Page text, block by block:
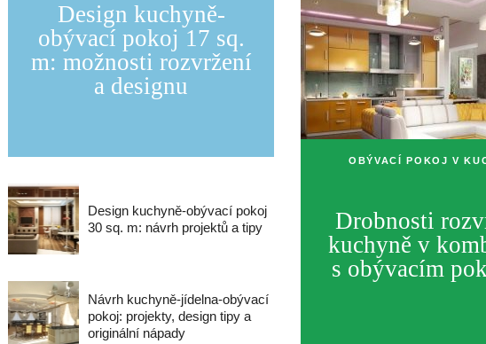
Design kuchyně-
obývací pokoj 17 sq.
m: možnosti rozvržení
a designu
Design kuchyně-obývací pokoj
30 sq. m: návrh projektů a tipy
Návrh kuchyně-jídelna-obývací
pokoj: projekty, design tipy a
originální nápady
OBÝVACÍ POKOJ V
Drobnosti
kuchyně v
s obývacím